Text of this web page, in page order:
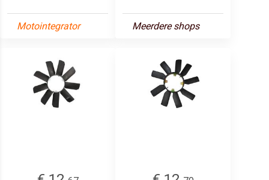
Motointegrator Meerdere shops